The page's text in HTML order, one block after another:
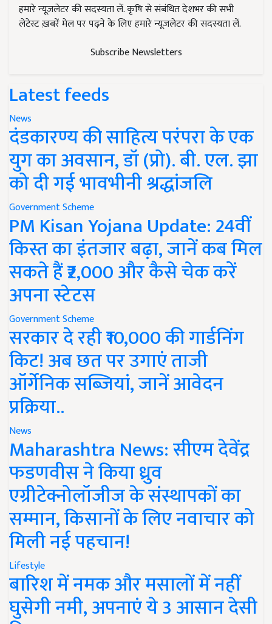
हमारे न्यूज़लेटर की सदस्यता लें. कृषि से संबंधित देशभर की सभी
लेटेस्ट ख़बरें मेल पर पढ़ने के लिए हमारे न्यूज़लेटर की सदस्यता लें.
Subscribe Newsletters
Latest feeds
News
दंडकारण्य की साहित्य परंपरा के एक
युग का अवसान, डॉ (प्रो). बी. एल. झा
को दी गई भावभीनी श्रद्धांजलि
Government Scheme
PM Kisan Yojana Update: 24वीं
किस्त का इंतजार बढ़ा, जानें कब मिल
सकते हैं ₹2,000 और कैसे चेक करें
अपना स्टेटस
Government Scheme
सरकार दे रही ₹10,000 की गार्डनिंग
किट! अब छत पर उगाएं ताजी
ऑर्गेनिक सब्जियां, जानें आवेदन
प्रक्रिया..
News
Maharashtra News: सीएम देवेंद्र
फडणवीस ने किया ध्रुव
एग्रीटेक्नोलॉजीज के संस्थापकों का
सम्मान, किसानों के लिए नवाचार को
मिली नई पहचान!
Lifestyle
बारिश में नमक और मसालों में नहीं
घुसेगी नमी, अपनाएं ये 3 आसान देसी